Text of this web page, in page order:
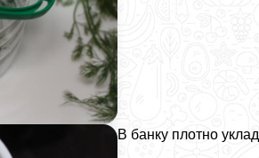
В банку плотно